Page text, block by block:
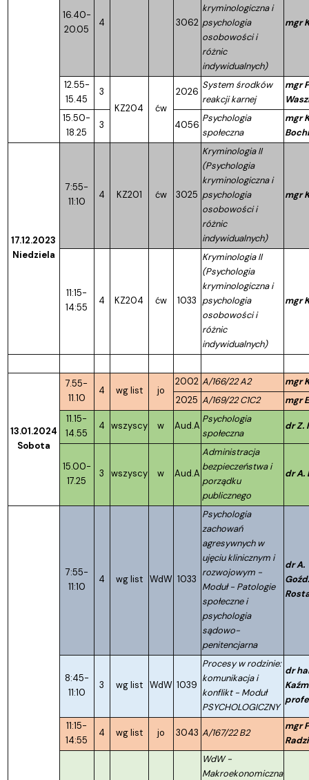
16.40-
20.05
4 3062
kryminologiczna i
psychologia
osobowości i
różnic
indywidualnych)
mgr
12.55-
15.45
3
KZ204
ćw
2026
System środków
reakcji karnej
mgr
15.50-
18.25
3 4056
Psychologia
społeczna
mgr
17.12.2023
Niedziela
7:55-
11:10
4 KZ201 ćw 3025
Kryminologia II
(Psychologia
kryminologiczna i
psychologia
osobowości i
różnic
indywidualnych)
mgr
11:15-
14:55
4 KZ204 ćw 1033
Kryminologia II
(Psychologia
kryminologiczna i
psychologia
osobowości i
różnic
indywidualnych)
mgr
13.01.2024
Sobota
7.55-
11.10
4 wg list jo
2002 A/166/22 A2
mgr
2025 A/169/22 C1C2
mgr
11.15-
14.55
4 wszyscy w Aud.A
Psychologia
społeczna
dr Z.
15.00-
17.25
3 wszyscy w Aud.A
Administracja
bezpieczeństwa i
porządku
publicznego
dr A.
7:55-
11:10
4 wg list WdW 1033
Psychologia
zachowań
agresywnych w
ujęciu klinicznym i
rozwojowym -
Moduł - Patologie
społeczne i
psychologia
sądowo-
penitencjarna
dr A.
8:45-
11:10
3 wg list WdW 1039
Procesy w rodzinie:
komunikacja i
konflikt - Moduł
PSYCHOLOGICZNY
dr
11:15-
14:55
4 wg list jo 3043 A/167/22 B2
mgr
WdW -
Makroekonomiczna